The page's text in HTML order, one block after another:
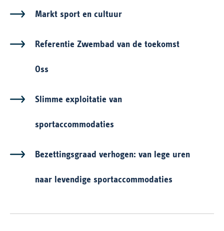
Markt sport en cultuur
Referentie Zwembad van de toekomst
Oss
Slimme exploitatie van
sportaccommodaties
Bezettingsgraad verhogen: van lege uren
naar levendige sportaccommodaties